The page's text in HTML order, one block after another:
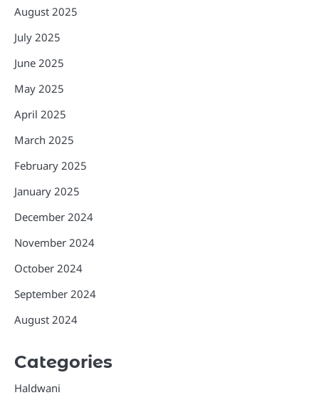
August 2025
July 2025
June 2025
May 2025
April 2025
March 2025
February 2025
January 2025
December 2024
November 2024
October 2024
September 2024
August 2024
Categories
Haldwani